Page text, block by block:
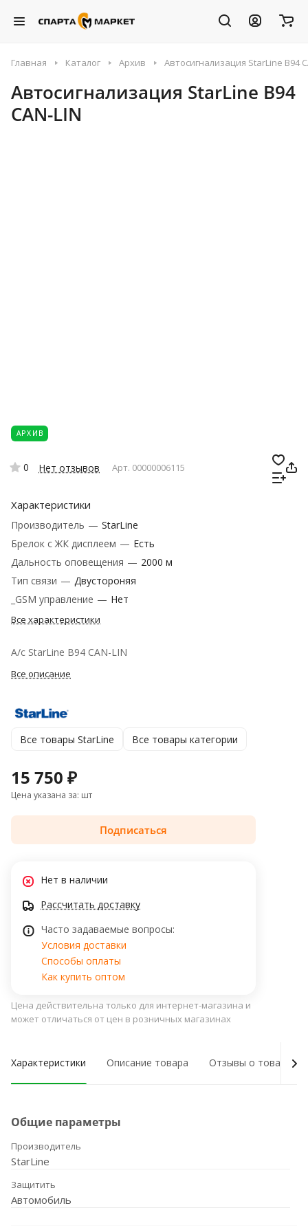
Главная Каталог Архив Автосигнализация StarLine B94
Автосигнализация StarLine B94
CAN-LIN
АРХИВ
0 Нет отзывов Арт. 00000006115
Характеристики
Производитель — StarLine
Брелок с ЖК дисплеем — Есть
Дальность оповещения — 2000 м
Тип связи — Двустороняя
_GSM управление — Нет
Все характеристики
А/с StarLine B94 CAN-LIN
Все описание
Все товары StarLine Все товары категории
15 750 ₽
Цена указана за: шт
Подписаться
Нет в наличии
Рассчитать доставку
Часто задаваемые вопросы:
Условия доставки
Способы оплаты
Как купить оптом
Цена действительна только для интернет-магазина и
может отличаться от цен в розничных магазинах
Характеристики Описание товара Отзывы о товаре
Общие параметры
Производитель
StarLine
Защитить
Автомобиль